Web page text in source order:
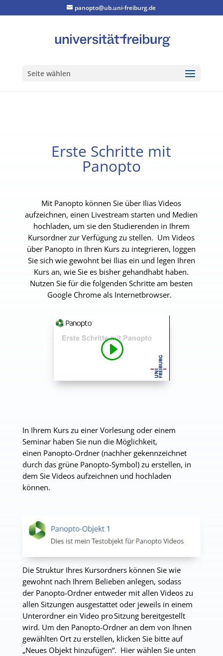
panopto@ub.uni-freiburg.de
Seite wählen
Erste Schritte mit
Panopto
Mit Panopto können Sie über Ilias Videos
aufzeichnen, einen Livestream starten und Medien
hochladen, um sie den Studierenden in Ihrem
Kursordner zur Verfügung zu stellen. Um Videos
über Panopto in Ihren Kurs zu integrieren, loggen
Sie sich wie gewohnt bei Ilias ein und legen Ihren
Kurs an, wie Sie es bisher gehandhabt haben.
Nutzen Sie für die folgenden Schritte am besten
Google Chromeals Internetbrowser.
In Ihrem Kurs zu einer Vorlesung oder einem
Seminar haben Sie nun die Möglichkeit,
einen Panopto-Ordner (nachher gekennzeichnet
durch das grüne Panopto-Symbol) zu erstellen, in
dem Sie Videos aufzeichnen und hochladen
können.
Die Struktur Ihres Kursordners können Sie wie
gewohnt nach Ihrem Belieben anlegen, sodass
der Panopto-Ordner entweder mit allen Videos zu
allen Sitzungen ausgestattet oder jeweils in einem
Unterordner ein Video proSitzung bereitgestellt
wird. Um den Panopto-Ordner an dem von Ihnen
gewählten Ort zu erstellen, klicken Sie bitte auf
„Neues Objekt hinzufügen“. Hier wählen Sie unten